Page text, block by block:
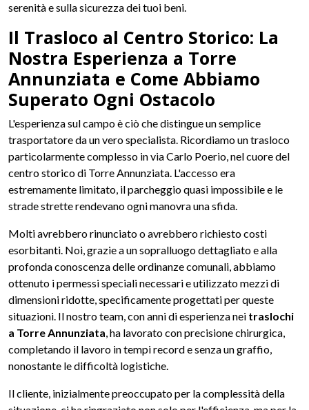
serenità e sulla sicurezza dei tuoi beni.
Il Trasloco al Centro Storico: La
Nostra Esperienza a Torre
Annunziata e Come Abbiamo
Superato Ogni Ostacolo
L'esperienza sul campo è ciò che distingue un semplice
trasportatore da un vero specialista. Ricordiamo un trasloco
particolarmente complesso in via Carlo Poerio, nel cuore del
centro storico di Torre Annunziata. L'accesso era
estremamente limitato, il parcheggio quasi impossibile e le
strade strette rendevano ogni manovra una sfida.
Molti avrebbero rinunciato o avrebbero richiesto costi
esorbitanti. Noi, grazie a un sopralluogo dettagliato e alla
profonda conoscenza delle ordinanze comunali, abbiamo
ottenuto i permessi speciali necessari e utilizzato mezzi di
dimensioni ridotte, specificamente progettati per queste
situazioni. Il nostro team, con anni di esperienza nei traslochi
a Torre Annunziata, ha lavorato con precisione chirurgica,
completando il lavoro in tempi record e senza un graffio,
nonostante le difficoltà logistiche.
Il cliente, inizialmente preoccupato per la complessità della